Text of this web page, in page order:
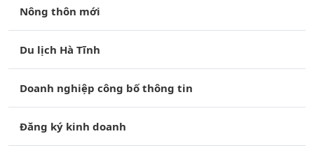
Nông thôn mới
Du lịch Hà Tĩnh
Doanh nghiệp công bố thông tin
Đăng ký kinh doanh